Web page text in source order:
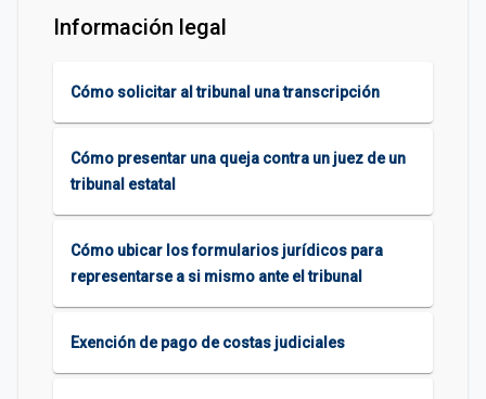
Información legal
Cómo solicitar al tribunal una transcripción
Cómo presentar una queja contra un juez de un
tribunal estatal
Cómo ubicar los formularios jurídicos para
representarse a si mismo ante el tribunal
Exención de pago de costas judiciales